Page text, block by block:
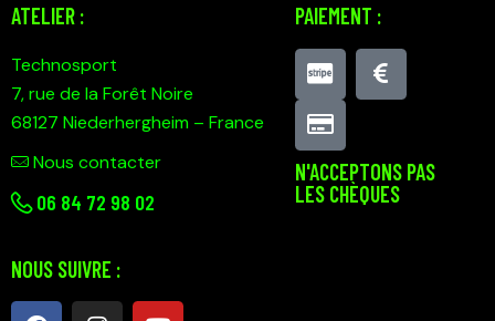
ATELIER :
Technosport
7, rue de la Forêt Noire
68127 Niederhergheim – France
Nous contacter
06 84 72 98 02
PAIEMENT :
N'ACCEPTONS PAS
LES CHÈQUES
NOUS SUIVRE :